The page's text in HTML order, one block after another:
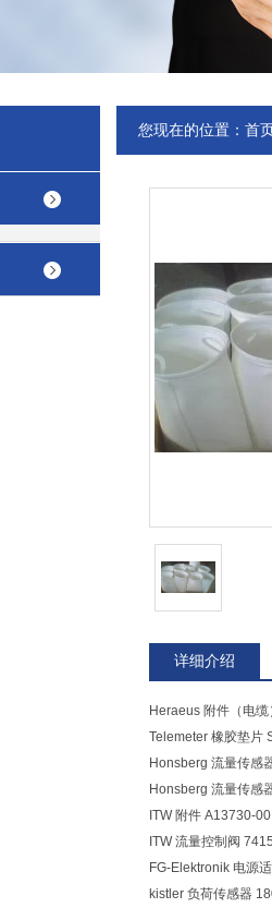
您现在的位置： 首
详细介绍
Heraeus 附件（电
Telemeter 橡胶垫片
Honsberg 流量传感
Honsberg 流量传感
ITW 附件 A13730-00
ITW 流量控制阀
FG-Elektronik 电源
kistler 负荷传感器